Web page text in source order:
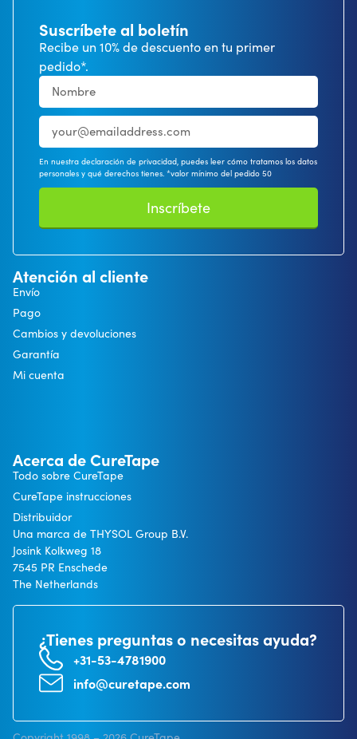
Suscríbete al boletín
Recibe un 10% de descuento en tu primer
pedido*.
En nuestra declaración de privacidad, puedes leer cómo tratamos los datos
personales y qué derechos tienes. *valor mínimo del pedido 50
Inscríbete
Atención al cliente
Envío
Pago
Cambios y devoluciones
Garantía
Mi cuenta
Acerca de CureTape
Todo sobre CureTape
CureTape instrucciones
Distribuidor
Una marca de THYSOL Group B.V.
Josink Kolkweg 18
7545 PR Enschede
The Netherlands
¿Tienes preguntas o necesitas ayuda?
+31-53-4781900
info@curetape.com